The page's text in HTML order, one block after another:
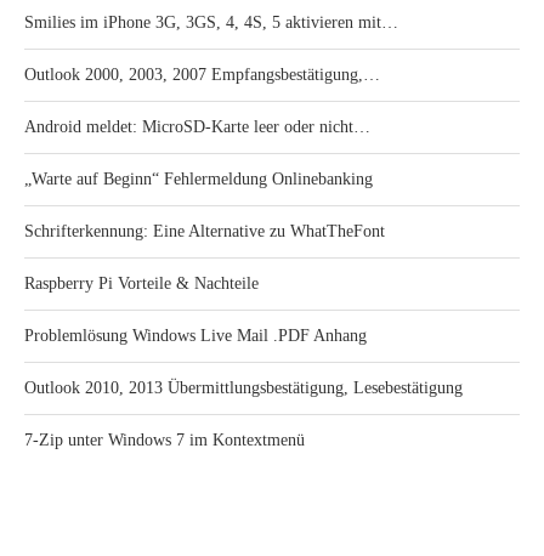
Smilies im iPhone 3G, 3GS, 4, 4S, 5 aktivieren mit…
Outlook 2000, 2003, 2007 Empfangsbestätigung,…
Android meldet: MicroSD-Karte leer oder nicht…
„Warte auf Beginn“ Fehlermeldung Onlinebanking
Schrifterkennung: Eine Alternative zu WhatTheFont
Raspberry Pi Vorteile & Nachteile
Problemlösung Windows Live Mail .PDF Anhang
Outlook 2010, 2013 Übermittlungsbestätigung, Lesebestätigung
7-Zip unter Windows 7 im Kontextmenü